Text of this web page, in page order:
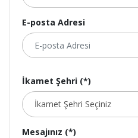
E-posta Adresi
İkamet Şehri (*)
Mesajınız (*)